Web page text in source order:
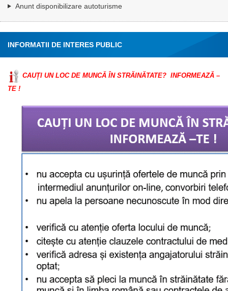
Anunt disponibilizare autoturisme
INFORMATII DE INTERES PUBLIC
CAUȚI UN LOC DE MUNCĂ ÎN STRĂINĂTATE? INFORMEAZĂ –
TE !